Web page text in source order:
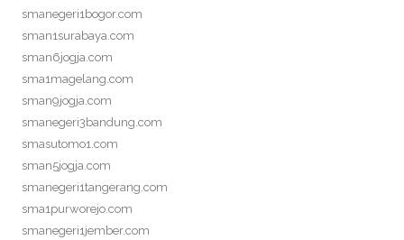
smanegeri1bogor.com
sman1surabaya.com
sman6jogja.com
sma1magelang.com
sman9jogja.com
smanegeri3bandung.com
smasutomo1.com
sman5jogja.com
smanegeri1tangerang.com
sma1purworejo.com
smanegeri1jember.com